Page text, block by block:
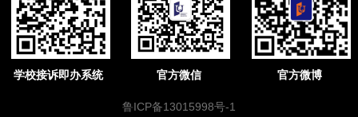
学校接诉即办系统 官方微信 官方微博
鲁ICP备13015998号-1